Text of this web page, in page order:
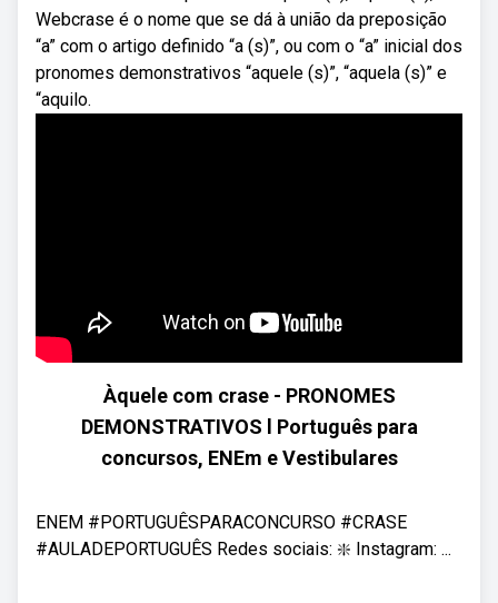
Webcrase é o nome que se dá à união da preposição
“a” com o artigo definido “a (s)”, ou com o “a” inicial dos
pronomes demonstrativos “aquele (s)”, “aquela (s)” e
“aquilo.
Àquele com crase - PRONOMES
DEMONSTRATIVOS l Português para
concursos, ENEm e Vestibulares
ENEM #PORTUGUÊSPARACONCURSO #CRASE
#AULADEPORTUGUÊS Redes sociais: ❇️ Instagram: ...